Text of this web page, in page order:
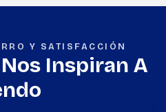
Y SATISFACCIÓN
Inspiran A